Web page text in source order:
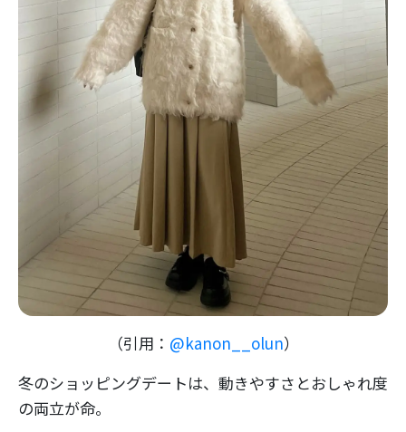
（引用： @kanon__olun）
冬のショッピングデートは、動きやすさとおしゃれ度
の両立が命。